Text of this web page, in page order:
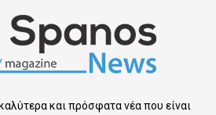
και πρόσφατα νέα που είναι